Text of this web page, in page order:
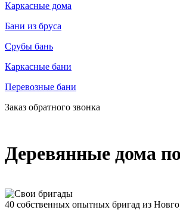
Каркасные дома
Бани из бруса
Срубы бань
Каркасные бани
Перевозные бани
Заказ обратного звонка
Деревянные дома
40 собственных опытных бригад из